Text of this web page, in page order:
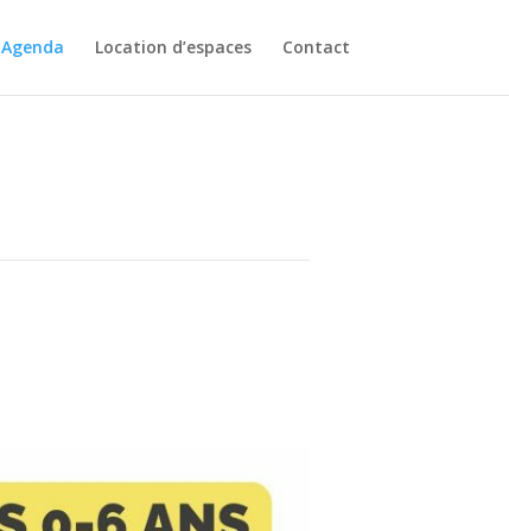
Agenda Location d’espaces Contact